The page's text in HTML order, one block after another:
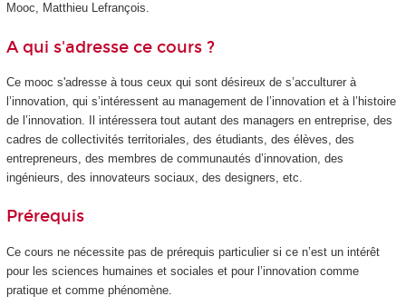
Mooc, Matthieu Lefrançois.
A qui s'adresse ce cours ?
Ce mooc s'adresse à tous ceux qui sont désireux de s’acculturer à
l’innovation, qui s’intéressent au management de l’innovation et à l’histoire
de l’innovation. Il intéressera tout autant des managers en entreprise, des
cadres de collectivités territoriales, des étudiants, des élèves, des
entrepreneurs, des membres de communautés d’innovation, des
ingénieurs, des innovateurs sociaux, des designers, etc.
Prérequis
Ce cours ne nécessite pas de prérequis particulier si ce n’est un intérêt
pour les sciences humaines et sociales et pour l’innovation comme
pratique et comme phénomène.